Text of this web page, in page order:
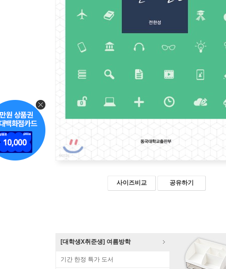
사이즈비교 공유하기
[대학생X취준생] 여름방학
기간 한정 특가 도서